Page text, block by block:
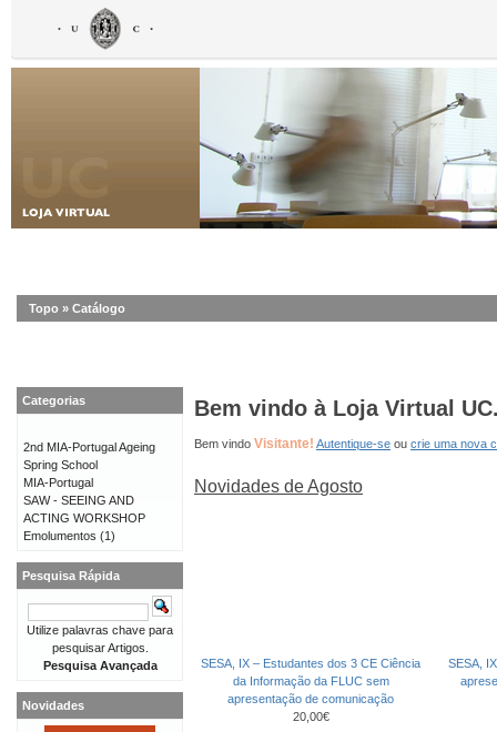
Topo » Catálogo
Bem vindo à Loja Virtual
Bem vindo Visitante! Autentique-se ou crie uma nova
Novidades de Agosto
SESA, IX – Estudantes dos 3 CE Ciência
da Informação da FLUC sem
apresentação de comunicação
20,00€
SESA,
Categorias
2nd MIA-Portugal Ageing
Spring School
MIA-Portugal
SAW - SEEING AND
ACTING WORKSHOP
Emolumentos (1)
Pesquisa Rápida
Utilize palavras chave para
pesquisar Artigos.
Pesquisa Avançada
Novidades